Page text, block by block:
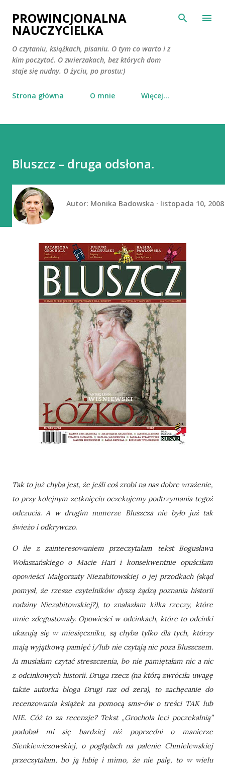
Przejdź do głównej zawartości
PROWINCJONALNA
NAUCZYCIELKA
O czytaniu, książkach, pisaniu. O tym co warto i z
kim poczytać. O zwierzakach, bez których dom
staje się nudny. O życiu, po prostu:)
Strona główna O mnie Więcej…
Bluszcz – druga odsłona.
Autor: Monika Badowska listopada 10, 2008
Tak to już chyba jest, że jeśli coś zrobi na nas dobre wrażenie,
to przy kolejnym zetknięciu oczekujemy podtrzymania tegoż
odczucia. A w drugim numerze Bluszcza nie było już tak
świeżo i odkrywczo.
O ile z zainteresowaniem przeczytałam tekst Bogusława
Wołaszańskiego o Macie Hari i konsekwentnie opuściłam
opowieści Małgorzaty Niezabitowskiej o jej przodkach (skąd
pomysł, że rzesze czytelników dyszą żądzą poznania historii
rodziny Niezabitowskiej?), to znalazłam kilka rzeczy, które
mnie zdegustowały. Opowieści w odcinkach, które to odcinki
ukazują się w miesięczniku, są chyba tylko dla tych, którzy
mają wyjątkową pamięć i/lub nie czytają nic poza Bluszczem.
Ja musiałam czytać streszczenia, bo nie pamiętałam nic a nic
z odcinkowych historii. Druga rzecz (na którą zwróciła uwagę
także autorka bloga Drugi raz od zera), to zachęcanie do
recenzowania książek za pomocą sms-ów o treści TAK lub
NIE. Cóż to za recenzje? Tekst „Grochola leci poczekalnią”
podobał mi się bardziej niż poprzedni o manierze
Sienkiewiczowskiej, o poglądach na palenie Chmielewskiej
przeczytałam, bo ją lubię i mimo, że nie palę, to w wielu